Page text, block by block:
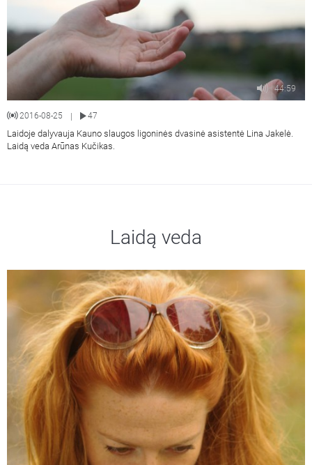
44:59
2016-08-25 | 47
Laidoje dalyvauja Kauno slaugos ligoninės dvasinė asistentė Lina Jakelė.
Laidą veda Arūnas Kučikas.
Laidą veda